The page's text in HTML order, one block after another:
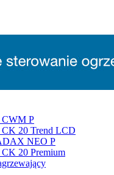
P
20 Trend LCD
NEO P
20 Premium